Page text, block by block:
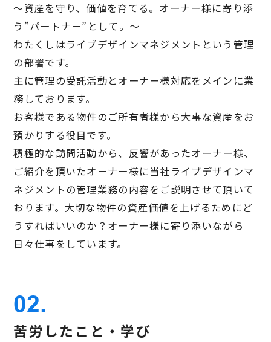
〜資産を守り、価値を育てる。オーナー様に寄り添
う”パートナー”として。〜
わたくしはライブデザインマネジメントという管理
の部署です。
主に管理の受託活動とオーナー様対応をメインに業
務しております。
お客様である物件のご所有者様から大事な資産をお
預かりする役目です。
積極的な訪問活動から、反響があったオーナー様、
ご紹介を頂いたオーナー様に当社ライブデザインマ
ネジメントの管理業務の内容をご説明させて頂いて
おります。大切な物件の資産価値を上げるためにど
うすればいいのか？オーナー様に寄り添いながら
日々仕事をしています。
02.
苦労したこと・学び